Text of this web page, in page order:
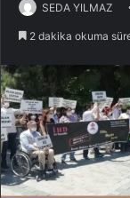
SEDA YILMAZ
2 dakika okuma